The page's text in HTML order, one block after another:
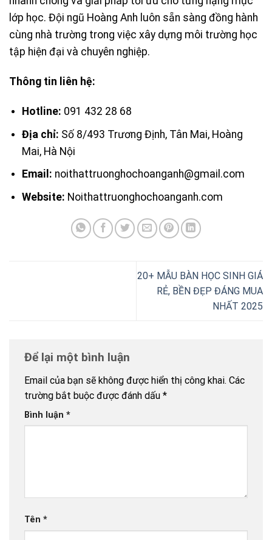
lớp học. Đội ngũ Hoàng Anh luôn sẵn sàng đồng hành
cùng nhà trường trong việc xây dựng môi trường học
tập hiện đại và chuyên nghiệp.
Thông tin liên hệ:
Hotline: 091 432 28 68
Địa chỉ: Số 8/493 Trương Định, Tân Mai, Hoàng
Mai, Hà Nội
Email: noithattruonghochoanganh@gmail.com
Website: Noithattruonghochoanganh.com
20+ MẪU BÀN HỌC SINH GIÁ
RẺ, BỀN ĐẸP ĐÁNG MUA
NHẤT 2025
Để lại một bình luận
Email của bạn sẽ không được hiển thị công khai. Các
trường bắt buộc được đánh dấu *
Bình luận *
Tên *